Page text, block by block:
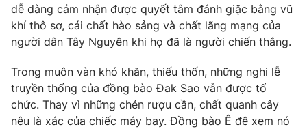
dễ dàng cảm nhận được quyết tâm đánh giặc bằng vũ
khí thô sơ, cái chất hào sảng và chất lãng mạng của
người dân Tây Nguyên khi họ đã là người chiến thắng.
Trong muôn vàn khó khăn, thiếu thốn, những nghi lễ
truyền thống của đồng bào Đak Sao vẫn được tổ
chức. Thay vì những chén rượu cần, chất quanh cây
nêu là xác của chiếc máy bay. Đồng bào Ê đê xem nó